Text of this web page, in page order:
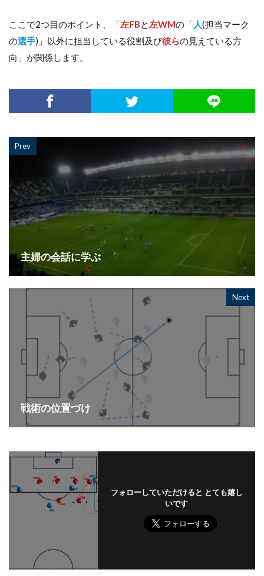
ここで2つ目のポイント、「左FBと左WMの「 人(担当マーク
の選手)」以外に担当している役割及び彼らの見えている方
向」が関係します。
Prev
主婦の会話に学ぶ
Next
戦術の位置づけ
フォローしていただけると とても嬉し
いです